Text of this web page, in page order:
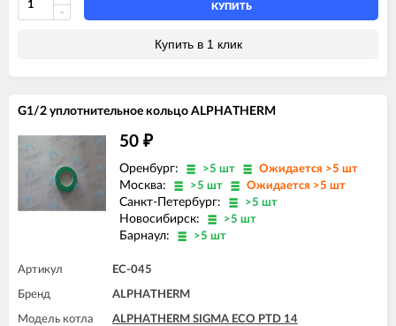
КУПИТЬ
Купить в 1 клик
G1/2 уплотнительное кольцо ALPHATHERM
50 ₽
Оренбург: >5 шт Ожидается >5 шт
Москва: >5 шт Ожидается >5 шт
Санкт-Петербург: >5 шт
Новосибирск: >5 шт
Барнаул: >5 шт
Артикул EC-045
Бренд ALPHATHERM
Модель котла
ALPHATHERM SIGMA ECO PTD 14